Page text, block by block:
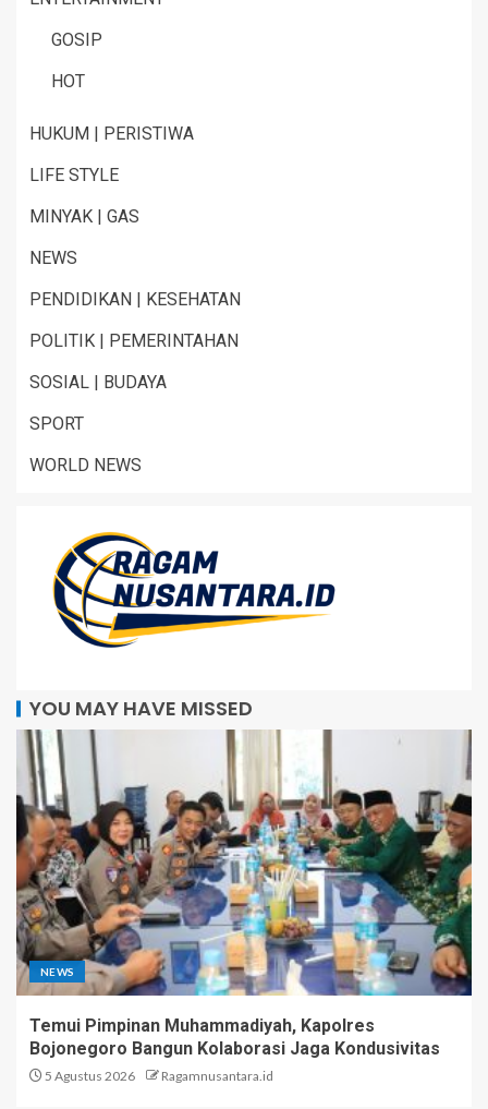
GOSIP
HOT
HUKUM | PERISTIWA
LIFE STYLE
MINYAK | GAS
NEWS
PENDIDIKAN | KESEHATAN
POLITIK | PEMERINTAHAN
SOSIAL | BUDAYA
SPORT
WORLD NEWS
YOU MAY HAVE MISSED
NEWS
Temui Pimpinan Muhammadiyah, Kapolres
Bojonegoro Bangun Kolaborasi Jaga Kondusivitas
5 Agustus 2026 Ragamnusantara.id